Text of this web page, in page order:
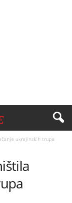
ukrajinskih trupa